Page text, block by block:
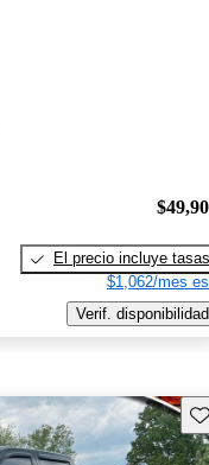
El precio incluye tasas
$1,062/mes
Verif. disponibilidad